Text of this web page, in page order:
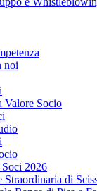
noi
Valore Socio
Soci 2026
Straordinaria di